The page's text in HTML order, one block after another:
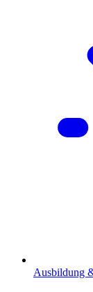
Ausbildung